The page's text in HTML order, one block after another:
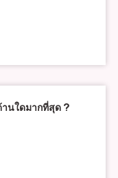
นใดมากที่สุด ?